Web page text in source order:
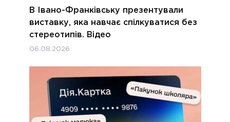
В Івано-Франківську презентували
виставку, яка навчає спілкуватися без
стереотипів. Відео
06.08.2026